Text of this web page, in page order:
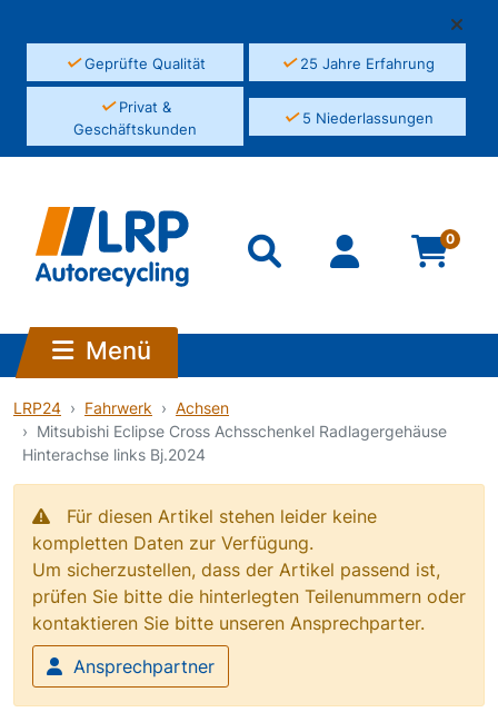
✓Geprüfte Qualität ✓25 Jahre Erfahrung
✓Privat &
Geschäftskunden
✓5 Niederlassungen
0
Menü
LRP24 Fahrwerk
Achsen
Mitsubishi Eclipse Cross Achsschenkel Radlagergehäuse
Hinterachse links Bj.2024
Für diesen Artikel stehen leider keine
kompletten Daten zur Verfügung.
Um sicherzustellen, dass der Artikel passend ist,
prüfen Sie bitte die hinterlegten Teilenummern oder
kontaktieren Sie bitte unseren Ansprechparter.
Ansprechpartner